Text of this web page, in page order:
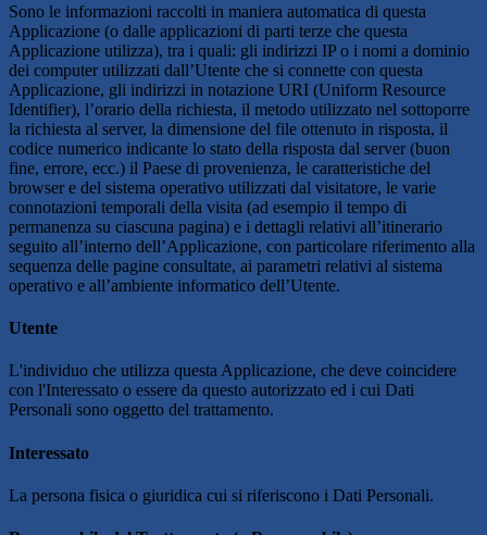
Sono le informazioni raccolti in maniera automatica di questa
Applicazione (o dalle applicazioni di parti terze che questa
Applicazione utilizza), tra i quali: gli indirizzi IP o i nomi a dominio
dei computer utilizzati dall’Utente che si connette con questa
Applicazione, gli indirizzi in notazione URI (Uniform Resource
Identifier), l’orario della richiesta, il metodo utilizzato nel sottoporre
la richiesta al server, la dimensione del file ottenuto in risposta, il
codice numerico indicante lo stato della risposta dal server (buon
fine, errore, ecc.) il Paese di provenienza, le caratteristiche del
browser e del sistema operativo utilizzati dal visitatore, le varie
connotazioni temporali della visita (ad esempio il tempo di
permanenza su ciascuna pagina) e i dettagli relativi all’itinerario
seguito all’interno dell’Applicazione, con particolare riferimento alla
sequenza delle pagine consultate, ai parametri relativi al sistema
operativo e all’ambiente informatico dell’Utente.
Utente
L'individuo che utilizza questa Applicazione, che deve coincidere
con l'Interessato o essere da questo autorizzato ed i cui Dati
Personali sono oggetto del trattamento.
Interessato
La persona fisica o giuridica cui si riferiscono i Dati Personali.